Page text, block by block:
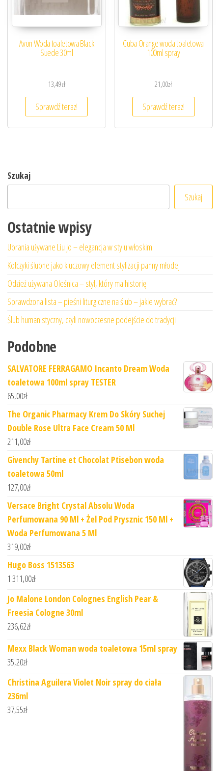
Avon Woda toaletowa Black
Suede 30ml
13,49zł
Sprawdź teraz!
Cuba Orange woda toaletowa
100ml spray
21,00zł
Sprawdź teraz!
Szukaj
Szukaj
Ostatnie wpisy
Ubrania używane Liu Jo – elegancja w stylu włoskim
Kolczyki ślubne jako kluczowy element stylizacji panny młodej
Odzież używana Oleśnica – styl, który ma historię
Sprawdzona lista – pieśni liturgiczne na ślub – jakie wybrać?
Ślub humanistyczny, czyli nowoczesne podejście do tradycji
Podobne
SALVATORE FERRAGAMO Incanto Dream Woda
toaletowa 100ml spray TESTER
65,00zł
The Organic Pharmacy Krem Do Skóry Suchej
Double Rose Ultra Face Cream 50 Ml
211,00zł
Givenchy Tartine et Chocolat Ptisebon woda
toaletowa 50ml
127,00zł
Versace Bright Crystal Absolu Woda
Perfumowana 90 Ml + Żel Pod Prysznic 150 Ml +
Woda Perfumowana 5 Ml
319,00zł
Hugo Boss 1513563
1 311,00zł
Jo Malone London Colognes English Pear &
Freesia Cologne 30ml
236,62zł
Mexx Black Woman woda toaletowa 15ml spray
35,20zł
Christina Aguilera Violet Noir spray do ciała
236ml
37,55zł